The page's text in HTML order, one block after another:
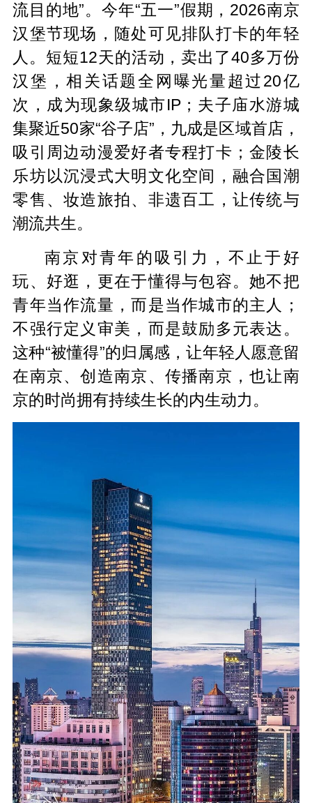
流目的地”。今年“五一”假期，2026南京
汉堡节现场，随处可见排队打卡的年轻
人。短短12天的活动，卖出了40多万份
汉堡，相关话题全网曝光量超过20亿
次，成为现象级城市IP；夫子庙水游城
集聚近50家“谷子店”，九成是区域首店，
吸引周边动漫爱好者专程打卡；金陵长
乐坊以沉浸式大明文化空间，融合国潮
零售、妆造旅拍、非遗百工，让传统与
潮流共生。
南京对青年的吸引力，不止于好
玩、好逛，更在于懂得与包容。她不把
青年当作流量，而是当作城市的主人；
不强行定义审美，而是鼓励多元表达。
这种“被懂得”的归属感，让年轻人愿意留
在南京、创造南京、传播南京，也让南
京的时尚拥有持续生长的内生动力。